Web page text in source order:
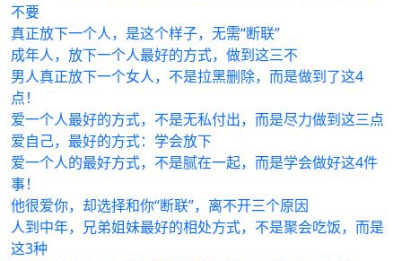
不要
真正放下一个人，是这个样子，无需“断联”
成年人，放下一个人最好的方式，做到这三不
男人真正放下一个女人，不是拉黑删除，而是做到了这4
点！
爱一个人最好的方式，不是无私付出，而是尽力做到这三点
爱自己，最好的方式：学会放下
爱一个人的最好方式，不是腻在一起，而是学会做好这4件
事！
他很爱你，却选择和你“断联”，离不开三个原因
人到中年，兄弟姐妹最好的相处方式，不是聚会吃饭，而是
这3种